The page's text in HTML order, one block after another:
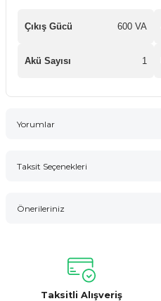
Çıkış Gücü 600 VA
Akü Sayısı 1
Yorumlar
Taksit Seçenekleri
Önerileriniz
konularda yetersiz
kullanarak tarafımıza
Görüş ve önerileriniz için
Taksitli Alışveriş